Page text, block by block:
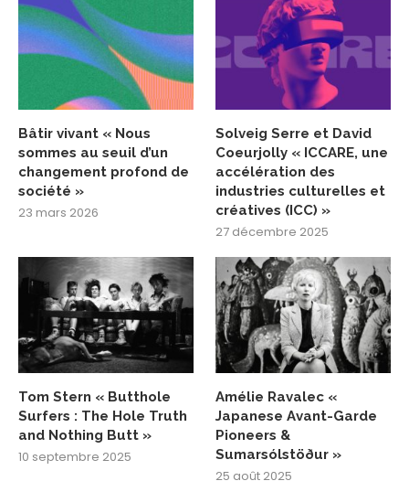
Bâtir vivant « Nous
sommes au seuil d’un
changement profond de
société »
23 mars 2026
Solveig Serre et David
Coeurjolly « ICCARE, une
accélération des
industries culturelles et
créatives (ICC) »
27 décembre 2025
Tom Stern « Butthole
Surfers : The Hole Truth
and Nothing Butt »
10 septembre 2025
Amélie Ravalec «
Japanese Avant-Garde
Pioneers &
Sumarsólstöður »
25 août 2025